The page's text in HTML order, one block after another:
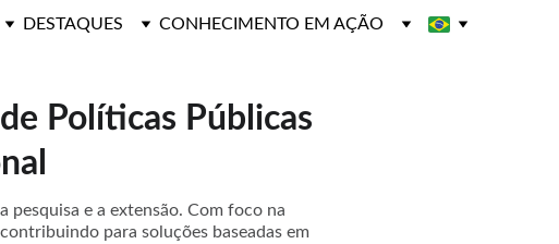
DESTAQUES CONHECIMENTO EM AÇÃO
Políticas Públicas
pesquisa e a extensão. Com foco na
para soluções baseadas em